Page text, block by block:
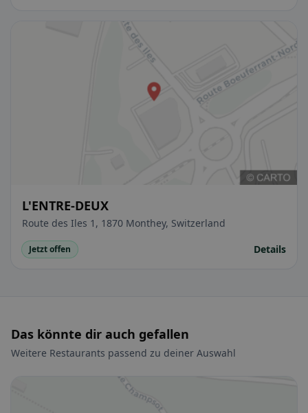
L'ENTRE-DEUX
Route des Iles 1, 1870 Monthey, Switzerland
Jetzt offen Details
Das könnte dir auch gefallen
Weitere Restaurants passend zu deiner Auswahl